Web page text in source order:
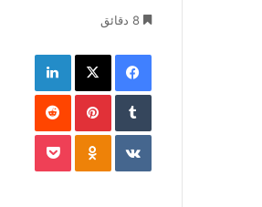
ا
ل
ت
و
فيسبوك ‫X
‏Tumblr بينتيريست
‏VKontakte